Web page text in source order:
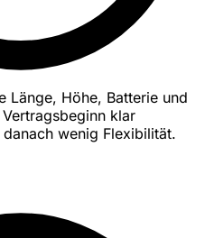
Länge, Höhe, Batterie und
klar
wenig Flexibilität.